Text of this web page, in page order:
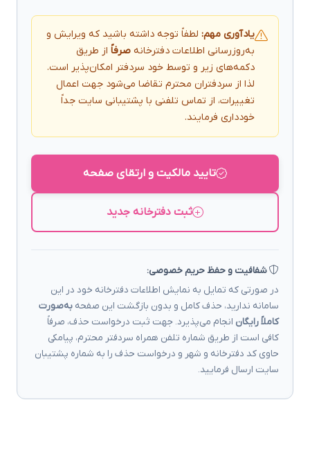
یادآوری مهم: لطفاً توجه داشته باشید که ویرایش و
به‌روزرسانی اطلاعات دفترخانه صرفاً از طریق
دکمه‌های زیر و توسط خود سردفتر امکان‌پذیر است.
لذا از سردفتران محترم تقاضا می‌شود جهت اعمال
تغییرات، از تماس تلفنی با پشتیبانی سایت جداً
خودداری فرمایند.
تایید مالکیت و ارتقای صفحه
ثبت دفترخانه جدید
شفافیت و حفظ حریم خصوصی:
در صورتی که تمایل به نمایش اطلاعات دفترخانه خود در این
سامانه ندارید، حذف کامل و بدون بازگشت این صفحه به‌صورت
کاملاً رایگان انجام می‌پذیرد. جهت ثبت درخواست حذف، صرفاً
کافی است از طریق شماره تلفن همراه سردفتر محترم، پیامکی
حاوی کد دفترخانه و شهر و درخواست حذف را به شماره پشتیبان
سایت ارسال فرمایید.